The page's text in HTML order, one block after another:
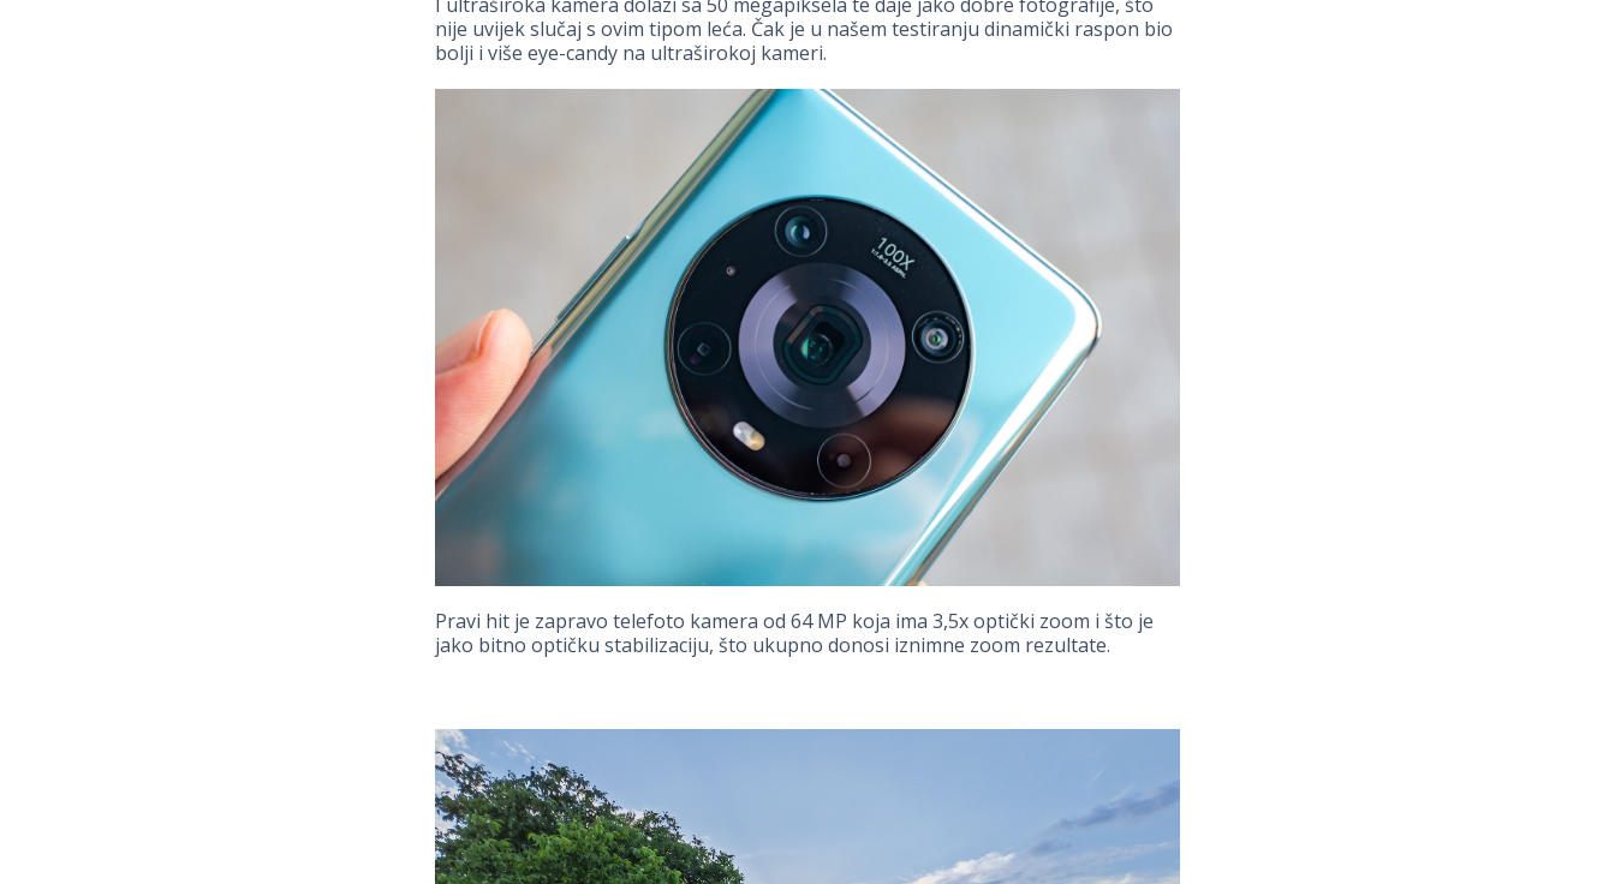
I ultraširoka kamera dolazi sa 50 megapiksela te daje jako dobre fotografije, što
nije uvijek slučaj s ovim tipom leća. Čak je u našem testiranju dinamički raspon bio
bolji i više eye-candy na ultraširokoj kameri.
Pravi hit je zapravo telefoto kamera od 64 MP koja ima 3,5x optički zoom i što je
jako bitno optičku stabilizaciju, što ukupno donosi iznimne zoom rezultate.